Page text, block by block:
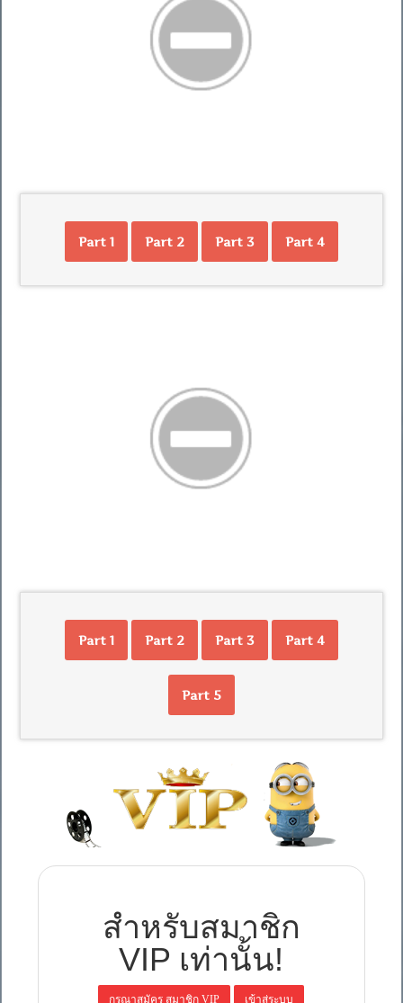
Part 1 Part 2 Part 3 Part 4
Part 1 Part 2 Part 3 Part 4
Part 5
สำหรับสมาชิก
VIP เท่านั้น!